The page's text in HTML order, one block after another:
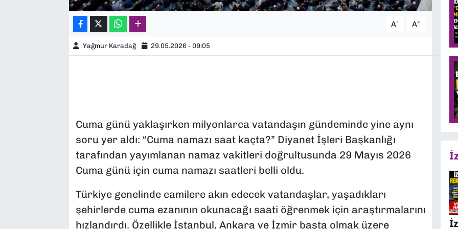
A- A+
Yağmur Karadağ 29.05.2026 - 09:05
Cuma günü yaklaşırken milyonlarca vatandaşın gündeminde yine aynı
soru yer aldı: “Cuma namazı saat kaçta?” Diyanet İşleri Başkanlığı
tarafından yayımlanan namaz vakitleri doğrultusunda 29 Mayıs 2026
Cuma günü için cuma namazı saatleri belli oldu.
Türkiye genelinde camilere akın edecek vatandaşlar, yaşadıkları
şehirlerde cuma ezanının okunacağı saati öğrenmek için araştırmalarını
hızlandırdı. Özellikle İstanbul, Ankara ve İzmir başta olmak üzere